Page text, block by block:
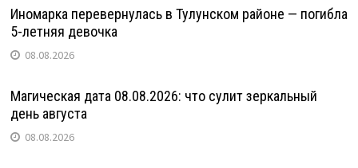
Иномарка перевернулась в Тулунском районе — погибла
5-летняя девочка
08.08.2026
Магическая дата 08.08.2026: что сулит зеркальный
день августа
08.08.2026